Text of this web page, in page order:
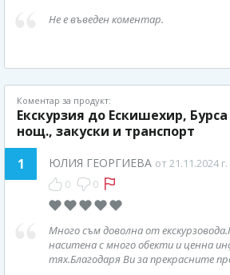
Не е въведен коментар.
Коментар за продукт:
Екскурзия до Ескишехир,
нощ., закуски и транспорт
1
ЮЛИЯ ГЕОРГИЕВА от 21.11.2024
0 0
Много съм доволна от
наситена с много обекти и ценна
тях.Благодаря Ви за прекрасните